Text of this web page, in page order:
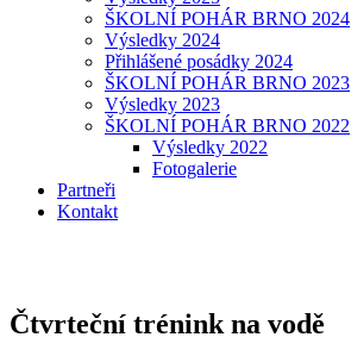
ŠKOLNÍ POHÁR BRNO 2024
Výsledky 2024
Přihlášené posádky 2024
ŠKOLNÍ POHÁR BRNO 2023
Výsledky 2023
ŠKOLNÍ POHÁR BRNO 2022
Výsledky 2022
Fotogalerie
Partneři
Kontakt
Čtvrteční trénink na vodě